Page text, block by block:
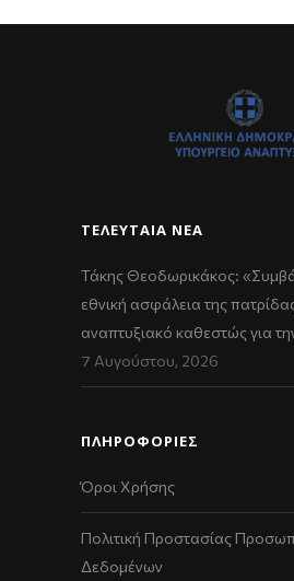
ΤΕΛΕΥΤΑΊΑ ΝΈΑ
Τάκης Θεοδωρικάκος:
εθνική ασφάλεια της
αναπτυξιακό καθεστώς για
7 Αυγούστου, 2026
ΠΛΗΡΟΦΟΡΙΕΣ
Όροι Χρήσης
Πολιτική Προστασίας
Δεδομένων